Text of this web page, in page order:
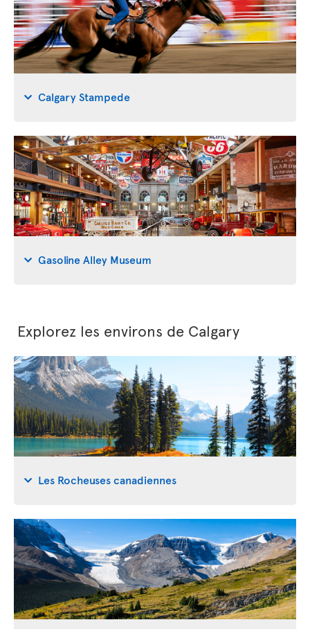
Calgary Stampede
Gasoline Alley Museum
Explorez les environs de Calgary
Les Rocheuses canadiennes